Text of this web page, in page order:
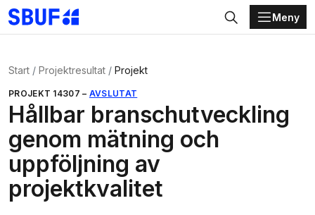
Gå direkt till huvudinnehållet
Sök
Meny
Start Projektresultat Projekt
PROJEKT 14307 – AVSLUTAT
Hållbar branschutveckling
genom mätning och
uppföljning av
projektkvalitet